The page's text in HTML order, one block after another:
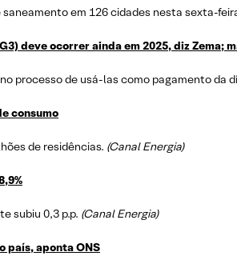
em 126 cidades nesta sexta-
deve ocorrer ainda em 2025, diz
processo de usá-las como pagamento da
consumo
de residências. (Canal Energia)
subiu 0,3 p.p. (Canal Energia)
país, aponta ONS